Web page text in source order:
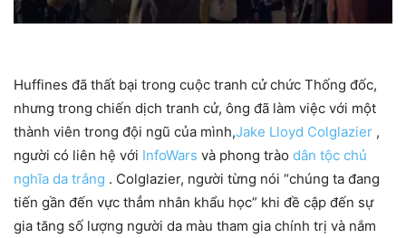
Huffines đã thất bại trong cuộc tranh cử chức Thống đốc,
nhưng trong chiến dịch tranh cử, ông đã làm việc với một
thành viên trong đội ngũ của mình,Jake Lloyd Colglazier ,
người có liên hệ với InfoWars và phong trào dân tộc chủ
nghĩa da trắng . Colglazier, người từng nói “chúng ta đang
tiến gần đến vực thẳm nhân khẩu học” khi đề cập đến sự
gia tăng số lượng người da màu tham gia chính trị và nắm